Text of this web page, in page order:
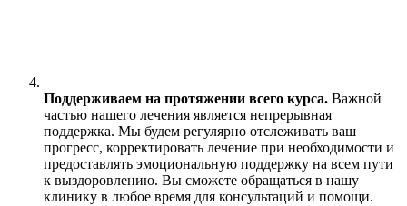
Поддерживаем на протяжении всего курса. Важной
частью нашего лечения является непрерывная
поддержка. Мы будем регулярно отслеживать ваш
прогресс, корректировать лечение при необходимости и
предоставлять эмоциональную поддержку на всем пути
к выздоровлению. Вы сможете обращаться в нашу
клинику в любое время для консультаций и помощи.